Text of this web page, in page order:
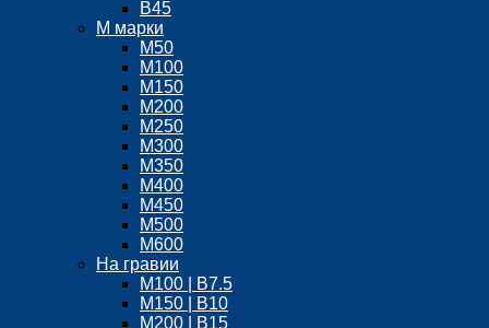
В45
М марки
М50
М100
М150
М200
М250
М300
М350
М400
М450
М500
М600
На гравии
М100 | B7.5
М150 | B10
М200 | B15